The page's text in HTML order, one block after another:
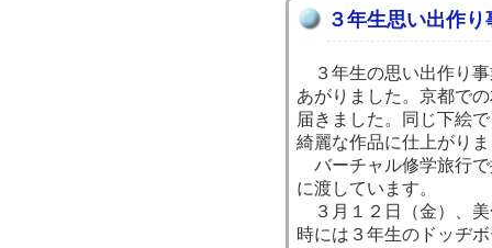
３年生思い出作り
３年生の思い出作り事
あがりました。京都で
届きました。同じ下絵
綺麗な作品に仕上がり
バーチャル修学旅行で
に渡しています。
３月１２日（金）、美
時には３年生のドッヂ